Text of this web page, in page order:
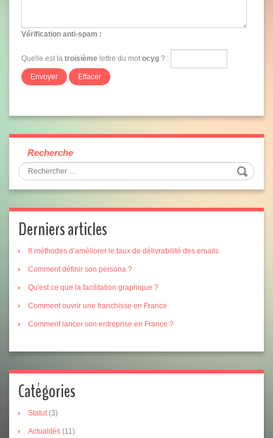
Vérification anti-spam :
Quelle est la troisième lettre du mot ocyg ? :
Recherche
Derniers articles
8 méthodes d’améliorer le taux de délivrabilité des emails
Comment définir son persona ?
Qu'est ce que la facilitation graphique ?
Comment ouvrir une franchisse en France
Comment lancer son entreprise en France ?
Catégories
Statut(3)
Actualités (11)